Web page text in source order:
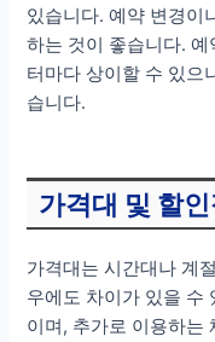
있습니다. 예약 변경이
하는 것이 좋습니다.
터마다 상이할 수 있으
습니다.
가격대 및 할
가격대는 시간대나 계
우에도 차이가 있을 수
이며, 추가로 이용하는